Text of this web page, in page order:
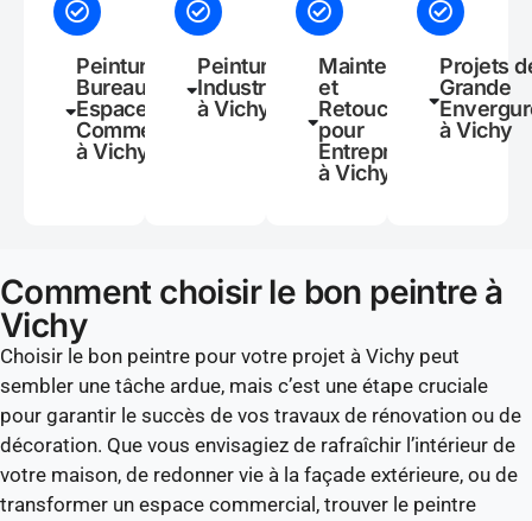
Peinture de
Bureaux et
Espaces
Commerciaux
à Vichy
Peinture
Industrielle
à Vichy
Maintenance
et
Retouches
pour
Entreprises
à Vichy
Projets
Grande
à Vichy
Comment choisir le bon peintre à
Vichy
Choisir le bon peintre pour votre projet à Vichy peut
sembler une tâche ardue, mais c’est une étape cruciale
pour garantir le succès de vos travaux de rénovation ou de
décoration. Que vous envisagiez de rafraîchir l’intérieur de
votre maison, de redonner vie à la façade extérieure, ou de
transformer un espace commercial, trouver le peintre